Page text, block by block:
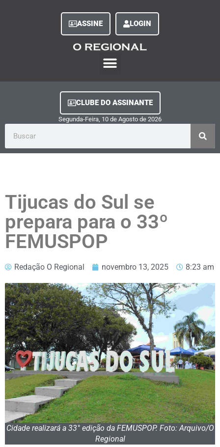
ASSINE LOGIN
CLUBE DO ASSINANTE
Segunda-Feira, 10 de Agosto de 2026
Tijucas do Sul se
prepara para o 33º
FEMUSPOP
Redação O Regional novembro 13, 2025 8:23 am
Cidade realizará a 33° edição da FEMUSPOP. Foto: Arquivo/O
Regional